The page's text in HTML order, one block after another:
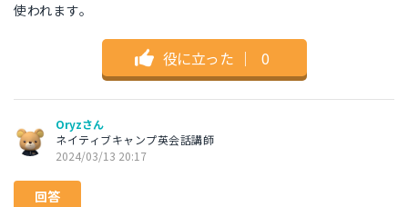
使われます。
役に立った ｜ 0
Oryzさん
ネイティブキャンプ英会話講師
2024/03/13 20:17
回答